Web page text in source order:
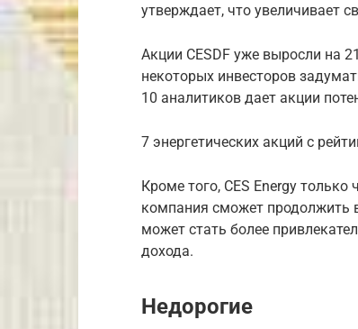
утверждает, что увеличивает
Акции CESDF уже выросли на
некоторых инвесторов
10 аналитиков дает акции
7 энергетических акций с
Кроме того, CES Energy
компания сможет продолжить
может стать более
дохода.
Недорогие